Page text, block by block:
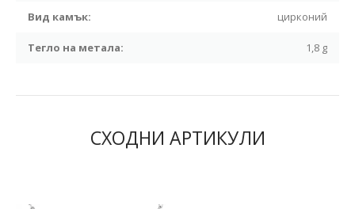
Вид камък: цирконий
Тегло на метала: 1,8 g
СХОДНИ АРТИКУЛИ